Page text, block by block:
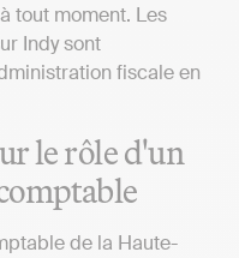
tout moment. Les
Indy sont
fiscale en
le rôle d'un
de la Haute-